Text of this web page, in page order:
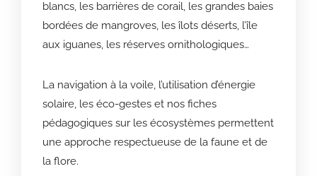
blancs, les barrières de corail, les grandes baies
bordées de mangroves, les îlots déserts, l’île
aux iguanes, les réserves ornithologiques…
La navigation à la voile, l’utilisation d’énergie
solaire, les éco-gestes et nos fiches
pédagogiques sur les écosystèmes permettent
une approche respectueuse de la faune et de
la flore.